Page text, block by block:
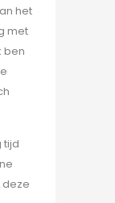
het
met
ben
tijd
deze